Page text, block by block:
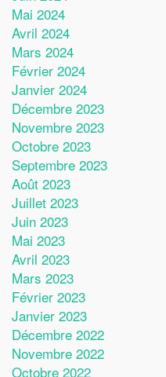
Mai 2024
Avril 2024
Mars 2024
Février 2024
Janvier 2024
Décembre 2023
Novembre 2023
Octobre 2023
Septembre 2023
Août 2023
Juillet 2023
Juin 2023
Mai 2023
Avril 2023
Mars 2023
Février 2023
Janvier 2023
Décembre 2022
Novembre 2022
Octobre 2022